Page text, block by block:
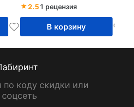
2.51 рецензия
В корзину
по коду скидки или
соцсеть